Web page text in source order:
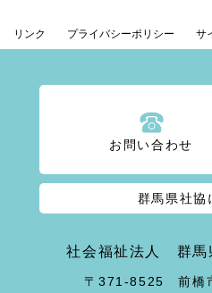
リンク プライバシーポリシー サ
お問い合わせ
群馬県社協
社会福祉法人 群馬
〒371-8525 前橋